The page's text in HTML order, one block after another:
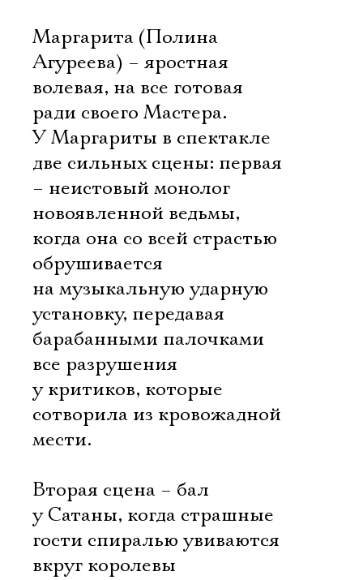
Маргарита (Полина
Агуреева) – яростная
волевая, на все готовая
ради своего Мастера.
У Маргариты в спектакле
две сильных сцены: первая
– неистовый монолог
новоявленной ведьмы,
когда она со всей страстью
обрушивается
на музыкальную ударную
установку, передавая
барабанными палочками
все разрушения
у критиков, которые
сотворила из кровожадной
мести.
Вторая сцена – бал
у Сатаны, когда страшные
гости спиралью увиваются
вкруг королевы
Электропочта
Имя